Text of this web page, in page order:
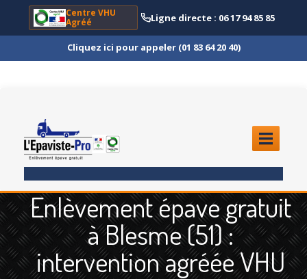
Centre VHU
Agréé
Ligne directe : 06 17 94 85 85
Cliquez ici pour appeler (01 83 64 20 40)
ENLÈVEMENTÉPAVE
Quoi ?
Scooteret Moto
Enlèvement épave gratuit
à Blesme (51) :
intervention agréée VHU